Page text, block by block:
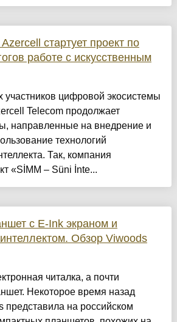
стартует проект по
работе с искусственным
цифровой экосистемы
Telecom продолжает
направленные на внедрение и
технологий
Так, компания
«SİMM – Süni İnte...
с E-Ink экраном и
Обзор Viwoods
читалка, а почти
Некоторое время назад
представила на российском